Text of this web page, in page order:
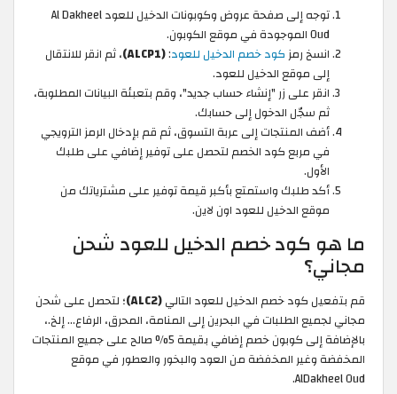
توجه إلى صفحة عروض وكوبونات الدخيل للعود Al Dakheel
Oud الموجودة في موقع الكوبون.
انسخ رمزكود خصم الدخيل للعود:
(ALCP1)
، ثم انقر للانتقال
إلى موقع الدخيل للعود.
انقر على زر "إنشاء حساب جديد"، وقم بتعبئة البيانات المطلوبة،
ثم سجّل الدخول إلى حسابك.
أضف المنتجات إلى عربة التسوق، ثم قم بإدخال الرمز الترويجي
في مربع كود الخصم لتحصل على توفير إضافي على طلبك
الأول.
أكد طلبك واستمتع بأكبر قيمة توفير على مشترياتك من
موقع الدخيل للعود اون لاين.
ما هو كود خصم الدخيل للعود شحن
مجاني؟
قم بتفعيل كود خصم الدخيل للعود التالي(ALC2)
؛ لتحصل على شحن
مجاني لجميع الطلبات في البحرين إلى المنامة، المحرق، الرفاع... إلخ.،
بالإضافة إلى كوبون خصم إضافي بقيمة 5% صالح على جميع المنتجات
المخفضة وغير المخفضة من العود والبخور والعطور في موقع
AlDakheel Oud.